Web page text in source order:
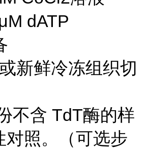
dATP
新鲜冷冻组织切
不含 TdT酶的样
对照。（可选步